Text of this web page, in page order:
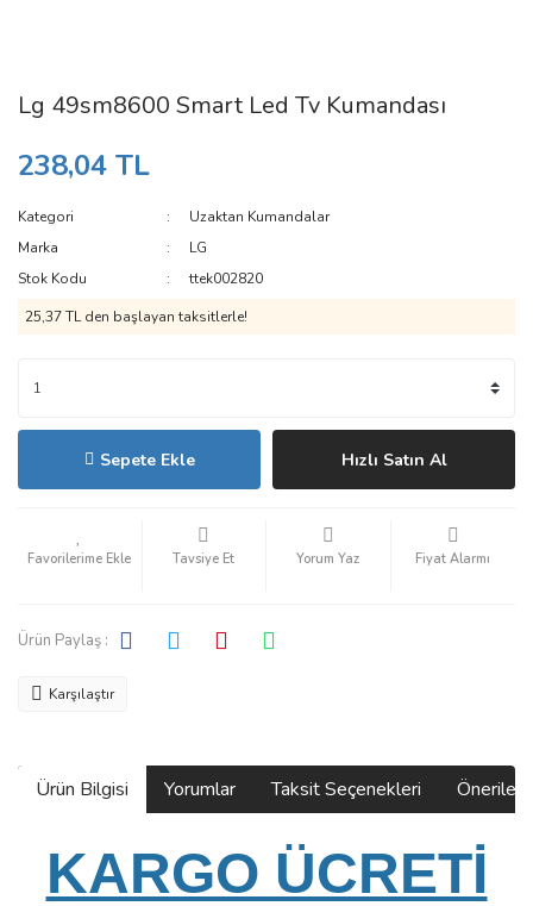
Lg 49sm8600 Smart Led Tv Kumandası
238,04 TL
Kategori
Uzaktan Kumandalar
Marka
LG
Stok Kodu
ttek002820
25,37 TL den başlayan taksitlerle!
Sepete Ekle Hızlı Satın Al
Tavsiye Et Yorum Yaz Fiyat Alarmı
Ürün Paylaş :
Karşılaştır
Ürün Bilgisi Yorumlar Taksit Seçenekleri
KARGO ÜCRETİ